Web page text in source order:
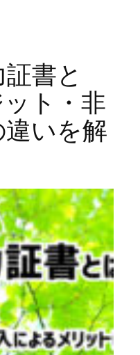
書と
ト・非
いを解